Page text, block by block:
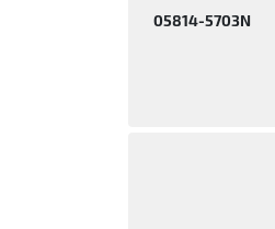
05814-5703N